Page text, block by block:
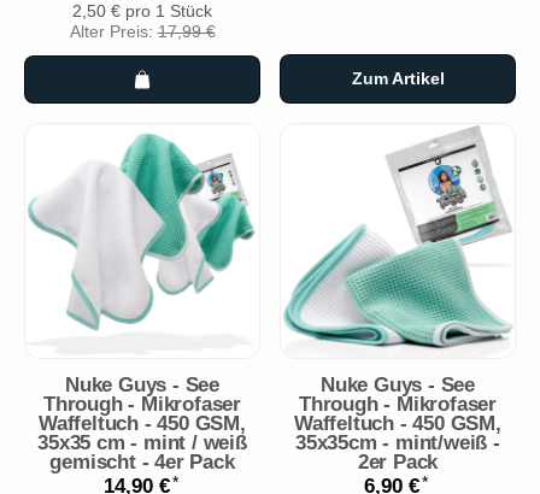
2,50 € pro 1 Stück
Alter Preis:17,99 €
Zum Artikel
Nuke Guys - See
Through - Mikrofaser
Waffeltuch - 450 GSM,
35x35 cm - mint / weiß
gemischt - 4er Pack
14,90 €*
Nuke Guys - See
Through - Mikrofaser
Waffeltuch - 450 GSM,
35x35cm - mint/weiß -
2er Pack
6,90 €*